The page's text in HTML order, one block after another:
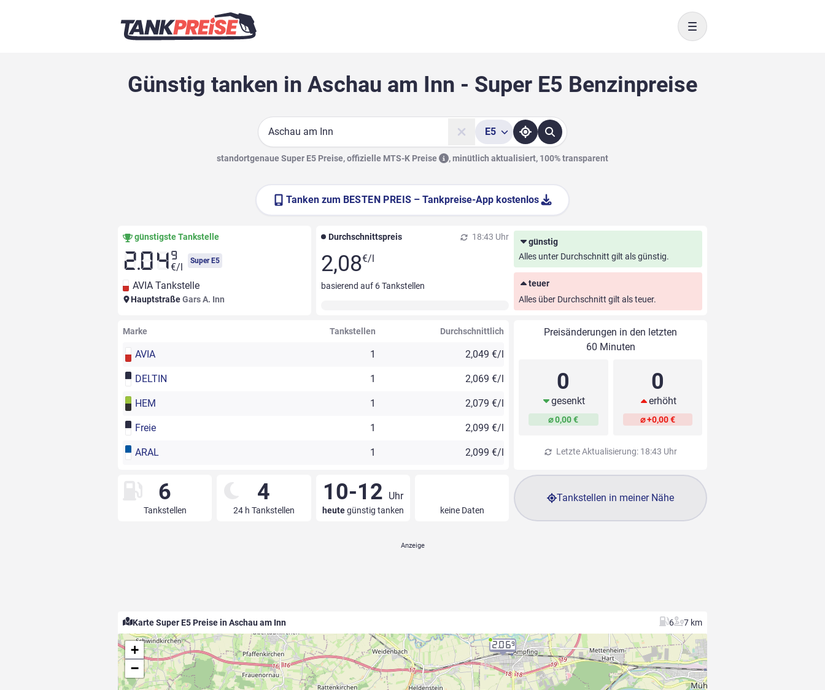
Toggle navigation
Günstig tanken in Aschau am Inn - Super E5 Benzinpreise
Suche
E5
standortgenaue Super E5 Preise, offizielle MTS-K Preise ,minütlich aktualisiert, 100% transparent
Tanken zum BESTEN PREIS – Tankpreise-App kostenlos
günstigste Tankstelle
2.04 9
€/l
Super E5
AVIA Tankstelle
HauptstraßeGars A. Inn
Durchschnittspreis 18:43 Uhr
2,08€/l
basierend auf 6Tankstellen
günstig
Alles unter Durchschnitt gilt als günstig.
teuer
Alles über Durchschnitt gilt als teuer.
Marke Tankstellen Durchschnittlich
AVIA 1 2,049 €/l
DELTIN 1 2,069 €/l
HEM 1 2,079 €/l
Freie 1 2,099 €/l
ARAL 1 2,099 €/l
Preisänderungen in den letzten
60 Minuten
0
gesenkt
⌀ 0,00 €
0
erhöht
⌀ +0,00 €
Letzte Aktualisierung: 18:43 Uhr
6
Tankstellen
4
24 h Tankstellen
10-12 Uhr
heutegünstig tanken keine Daten
Tankstellen in meiner Nähe
Karte Super E5 Preise in Aschau am Inn 6 7 km
2.069
+
−